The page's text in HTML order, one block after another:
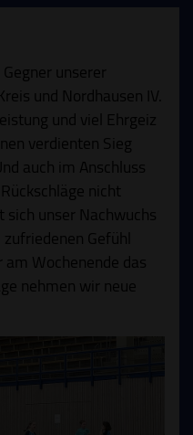
unserer
und Nordhausen IV.
und viel Ehrgeiz
verdienten Sieg
auch im Anschluss
nicht
unser Nachwuchs
Gefühl
Wochenende das
nehmen wir neue